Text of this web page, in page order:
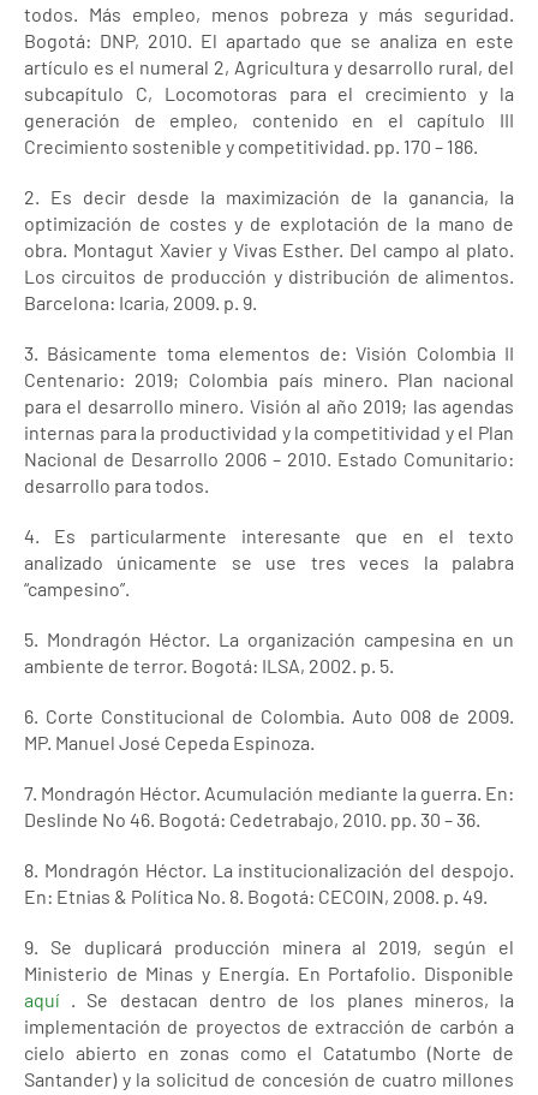
todos. Más empleo, menos pobreza y más seguridad.
Bogotá: DNP, 2010. El apartado que se analiza en este
artículo es el numeral 2, Agricultura y desarrollo rural, del
subcapítulo C, Locomotoras para el crecimiento y la
generación de empleo, contenido en el capítulo III
Crecimiento sostenible y competitividad. pp. 170 – 186.
2. Es decir desde la maximización de la ganancia, la
optimización de costes y de explotación de la mano de
obra. Montagut Xavier y Vivas Esther. Del campo al plato.
Los circuitos de producción y distribución de alimentos.
Barcelona: Icaria, 2009. p. 9.
3. Básicamente toma elementos de: Visión Colombia II
Centenario: 2019; Colombia país minero. Plan nacional
para el desarrollo minero. Visión al año 2019; las agendas
internas para la productividad y la competitividad y el Plan
Nacional de Desarrollo 2006 – 2010. Estado Comunitario:
desarrollo para todos.
4. Es particularmente interesante que en el texto
analizado únicamente se use tres veces la palabra
“campesino”.
5. Mondragón Héctor. La organización campesina en un
ambiente de terror. Bogotá: ILSA, 2002. p. 5.
6. Corte Constitucional de Colombia. Auto 008 de 2009.
MP. Manuel José Cepeda Espinoza.
7. Mondragón Héctor. Acumulación mediante la guerra. En:
Deslinde No 46. Bogotá: Cedetrabajo, 2010. pp. 30 – 36.
8. Mondragón Héctor. La institucionalización del despojo.
En: Etnias & Política No. 8. Bogotá: CECOIN, 2008. p. 49.
9. Se duplicará producción minera al 2019, según el
Ministerio de Minas y Energía. En Portafolio. Disponible
aquí . Se destacan dentro de los planes mineros, la
implementación de proyectos de extracción de carbón a
cielo abierto en zonas como el Catatumbo (Norte de
Santander) y la solicitud de concesión de cuatro millones